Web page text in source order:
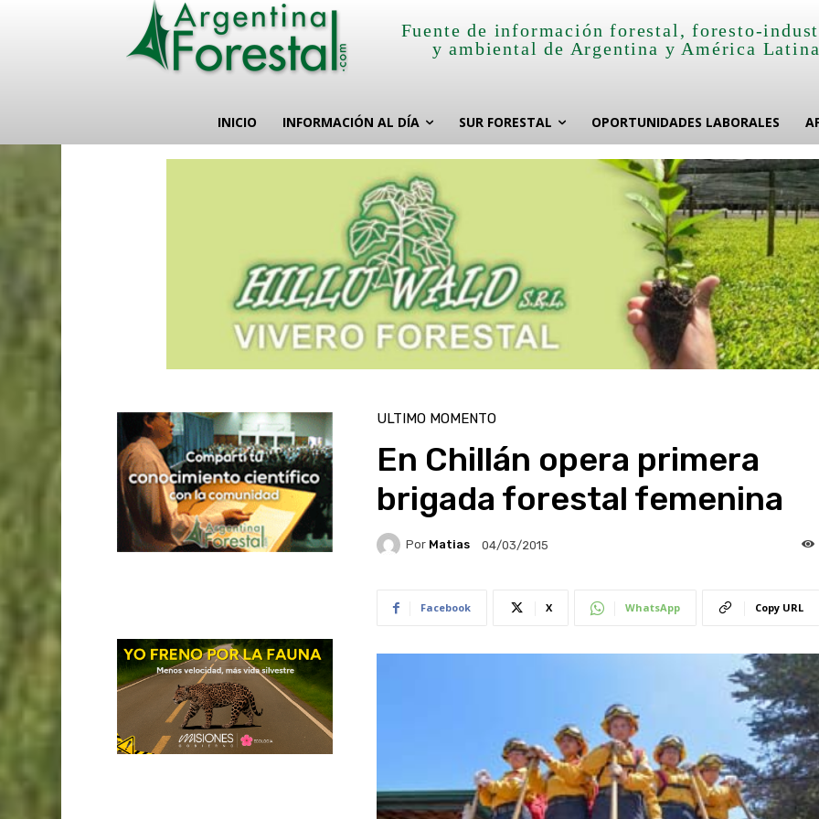
Fuente de información forestal, foresto-
y ambiental de Argentina y América
INICIO INFORMACIÓN AL DÍA SUR FORESTAL OPORTUNIDADES LABORALES
ULTIMO MOMENTO
En Chillán opera primera
brigada forestal femenina
Por Matias 04/03/2015
Facebook X WhatsApp Copy URL